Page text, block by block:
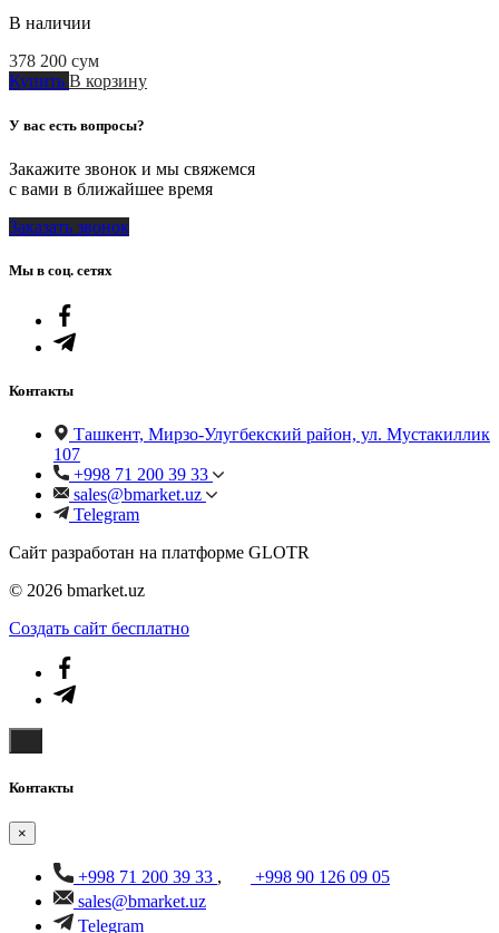
В наличии
378 200 сум
Купить В корзину
У вас есть вопросы?
Закажите звонок и мы свяжемся
с вами в ближайшее время
Заказать звонок
Мы в соц. сетях
Контакты
Ташкент, Мирзо-Улугбекский район, ул. Мустакиллик
107
+998 71 200 39 33
sales@bmarket.uz
Telegram
Сайт разработан на платформе GLOTR
© 2026 bmarket.uz
Создать cайт бесплатно
Контакты
×
+998 71 200 39 33 ,
+998 90 126 09 05
sales@bmarket.uz
Telegram